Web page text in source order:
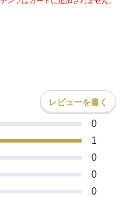
レビューを書く
0
1
0
0
0